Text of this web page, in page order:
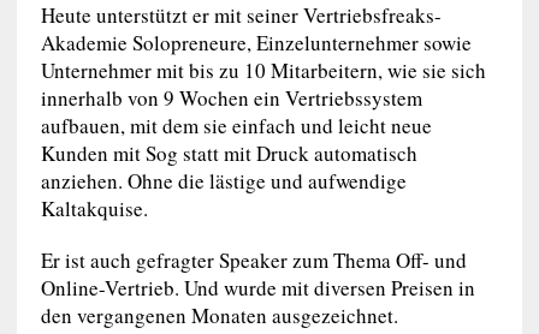
Heute unterstützt er mit seiner Vertriebsfreaks-
Akademie Solopreneure, Einzelunternehmer sowie
Unternehmer mit bis zu 10 Mitarbeitern, wie sie sich
innerhalb von 9 Wochen ein Vertriebssystem
aufbauen, mit dem sie einfach und leicht neue
Kunden mit Sog statt mit Druck automatisch
anziehen. Ohne die lästige und aufwendige
Kaltakquise.
Er ist auch gefragter Speaker zum Thema Off- und
Online-Vertrieb. Und wurde mit diversen Preisen in
den vergangenen Monaten ausgezeichnet.